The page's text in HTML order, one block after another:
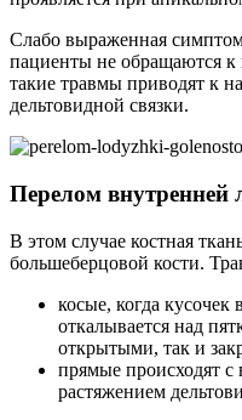
Слабо выраженная
пациенты не обращаются к
такие травмы приводят к
дельтовидной связки.
Перелом
В этом случае костная
большеберцовой кости.
косые, когда
откалывается над
открытыми, так и
прямые происходят
растяжением